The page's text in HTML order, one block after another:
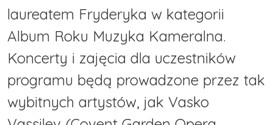
laureatem Fryderyka w kategorii
Album Roku Muzyka Kameralna.
Koncerty i zajęcia dla uczestników
programu będą prowadzone przez tak
wybitnych artystów, jak Vasko